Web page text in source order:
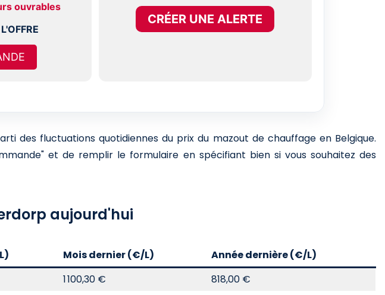
ouvrables
CRÉER UNE ALERTE
des fluctuations quotidiennes du prix du mazout de chauffage en Belgique.
et de remplir le formulaire en spécifiant bien si vous souhaitez des
aujourd'hui
Mois dernier (€/L)
Année dernière (€/L)
1 100,30 €
818,00 €